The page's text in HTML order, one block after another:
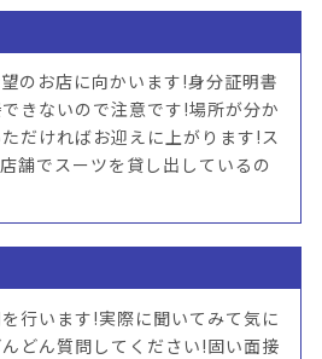
のお店に向かいます!身分証明書
きないので注意です!場所が分か
だければお迎えに上がります!ス
舗でスーツを貸し出しているの
行います!実際に聞いてみて気に
どん質問してください!固い面接